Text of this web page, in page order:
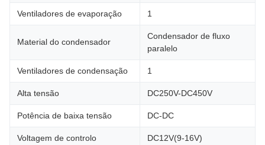
Ventiladores de evaporação 1
Material do condensador
Condensador de fluxo
paralelo
Ventiladores de condensação 1
Alta tensão DC250V-DC450V
Potência de baixa tensão DC-DC
Voltagem de controlo DC12V(9-16V)